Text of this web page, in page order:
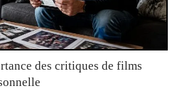
des critiques de films